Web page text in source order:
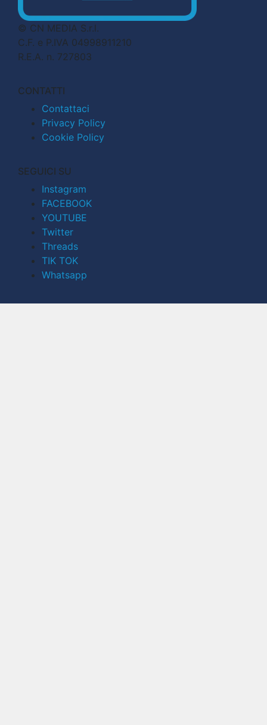
© CN MEDIA S.r.l.
C.F. e P.IVA 04998911210
R.E.A. n. 727803
CONTATTI
Contattaci
Privacy Policy
Cookie Policy
SEGUICI SU
Instagram
FACEBOOK
YOUTUBE
Twitter
Threads
TIK TOK
Whatsapp